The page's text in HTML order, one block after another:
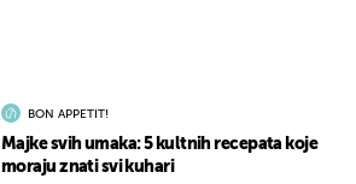
BON APPETIT!
Majke svih umaka: 5 kultnih recepata koje
moraju znati svi kuhari